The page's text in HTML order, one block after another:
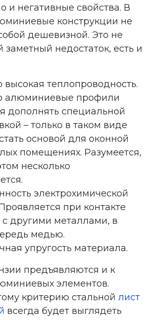
и негативные свойства. В
конструкции не
дешевизной. Это не
недостаток, есть и
теплопроводность.
алюминиевые профили
дополнять специальной
– только в таком виде
основой для оконной
помещениях. Разумеется,
несколько
электрохимической
при контакте
другими металлами, в
медью.
упругость материала.
предъявляются и к
элементов.
критерию стальной лист
всегда будет выглядеть